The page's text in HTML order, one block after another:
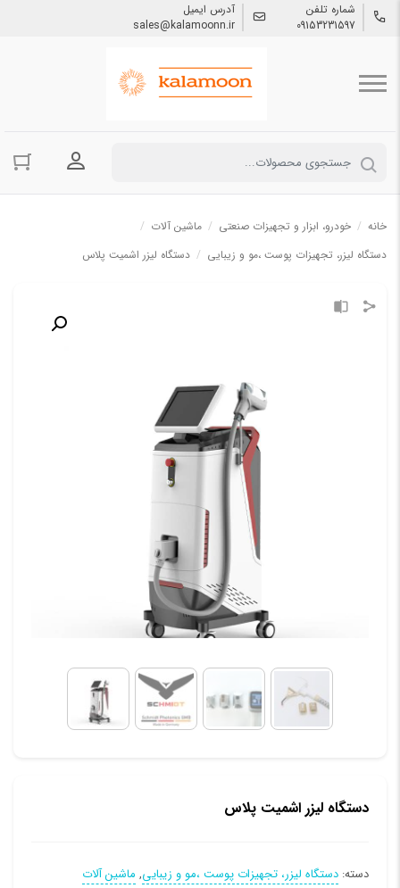
شماره تلفن
09153231597
آدرس ایمیل
sales@kalamoonn.ir
ورود به
خانه / خودرو، ابزار و تجهیزات صنعتی / ماشین آلات /
دستگاه لیزر، تجهیزات پوست ،مو و زیبایی / دستگاه لیزر اشمیت پلاس
دستگاه لیزر اشمیت پلاس
دسته: دستگاه لیزر، تجهیزات پوست ،مو و زیبایی, ماشین آلات